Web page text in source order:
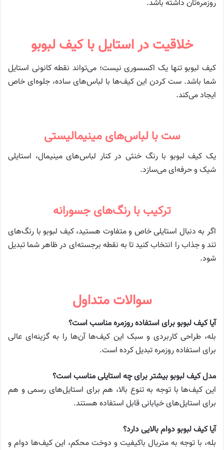
روزمره‌تان داشته باشد.
خلاقیت در استایل با کیف لبوبو
کیف لبوبو تنها یک اکسسوری نیست؛ می‌تواند نقطه کانونی استایل
شما باشد. ست کردن این کیف‌ها با لباس‌های ساده، جلوه‌ای خاص
ایجاد می‌کند.
ست با لباس‌های مینیمالیستی
یک کیف لبوبو با رنگ خنثی در کنار لباس‌های مینیمال، استایلی
شیک و حرفه‌ای می‌سازد.
ترکیب با رنگ‌های جسورانه
اگر به دنبال استایلی خاص و متفاوت هستید، کیف لبوبو با رنگ‌های
تند و جذاب را انتخاب کنید تا به نقطه برجسته‌ای در ظاهر شما تبدیل
شود.
سوالات متداول
آیا کیف لبوبو برای استفاده روزمره مناسب است؟
بله، طراحی کاربردی و سبک این کیف‌ها آن‌ها را به گزینه‌ای عالی
برای استفاده روزمره تبدیل کرده است.
مدل کیف لبوبو بیشتر برای چه استایلی مناسب است؟
این کیف‌ها با توجه به تنوع بالا، هم برای استایل‌های رسمی و هم
برای استایل‌های خیابانی قابل استفاده هستند.
آیا کیف لبوبو دوام بالایی دارد؟
بله، با توجه به متریال باکیفیت و دوخت محکم، این کیف‌ها دوام و